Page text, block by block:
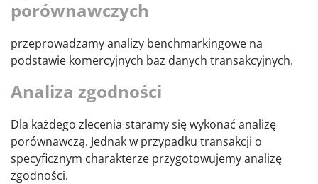
porównawczych
przeprowadzamy analizy benchmarkingowe na
podstawie komercyjnych baz danych transakcyjnych.
Analiza zgodności
Dla każdego zlecenia staramy się wykonać analizę
porównawczą. Jednak w przypadku transakcji o
specyficznym charakterze przygotowujemy analizę
zgodności.